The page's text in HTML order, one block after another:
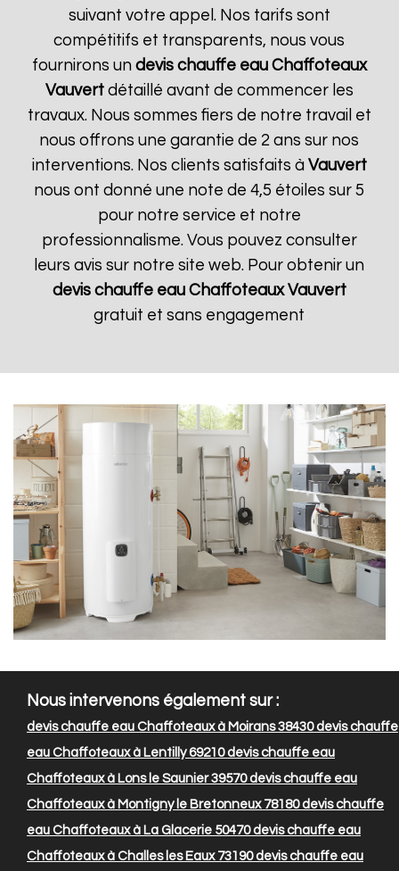
suivant votre appel. Nos tarifs sont
compétitifs et transparents, nous vous
fournirons un devis chauffe eau Chaffoteaux
Vauvertdétaillé avant de commencer les
travaux. Nous sommes fiers de notre travail et
nous offrons une garantie de 2 ans sur nos
interventions. Nos clients satisfaits à Vauvert
nous ont donné une note de 4,5 étoiles sur 5
pour notre service et notre
professionnalisme. Vous pouvez consulter
leurs avis sur notre site web. Pour obtenir un
devis chauffe eau Chaffoteaux Vauvert
gratuit et sans engagement
Nous intervenons également sur :
devis chauffe eau Chaffoteaux à Moirans 38430devis chauffe
eau Chaffoteaux à Lentilly 69210devis chauffe eau
Chaffoteaux à Lons le Saunier 39570devis chauffe eau
Chaffoteaux à Montigny le Bretonneux 78180devis chauffe
eau Chaffoteaux à La Glacerie 50470devis chauffe eau
Chaffoteaux à Challes les Eaux 73190devis chauffe eau